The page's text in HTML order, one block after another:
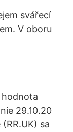
svářecí
V oboru
hodnota
29.10.20
sa